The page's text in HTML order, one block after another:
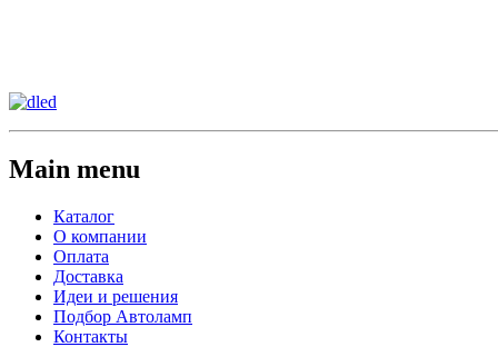
Main menu
Каталог
О компании
Оплата
Доставка
Идеи и решения
Подбор Автоламп
Контакты